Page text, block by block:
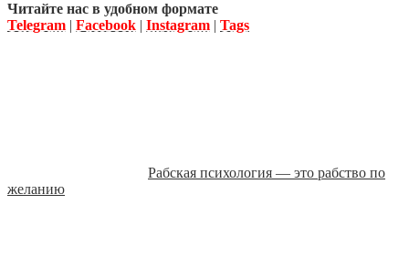
Читайте нас в удобном формате
Telegram | Facebook | Instagram | Tags
Рабская психология — это рабство по
желанию